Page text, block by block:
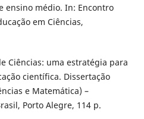
ensino médio. In: Encontro
em Ciências,
Ciências: uma estratégia para
científica. Dissertação
e Matemática) –
Porto Alegre, 114 p.